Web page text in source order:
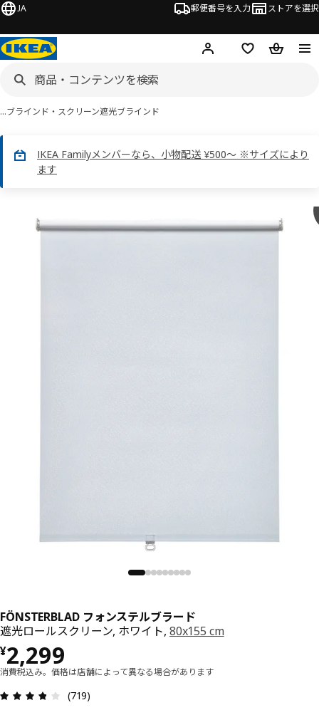
JA 郵便番号を入力 ストアを選択
ログイン・新規入会
欲しいものリスト
カート
…ブラインド・スクリーン遮光ブラインド
IKEA Familyメンバーなら、小物配送 ¥500～ ※サイズにより
ます
フォンステルブラード画像
FÖNSTERBLAD フォンステルブラード
遮光ロールスクリーン, ホワイト,80x155 cm
¥2,299
価格 ¥ 2299
消費税込み。価格は店舗によって異なる場合があります
(719)